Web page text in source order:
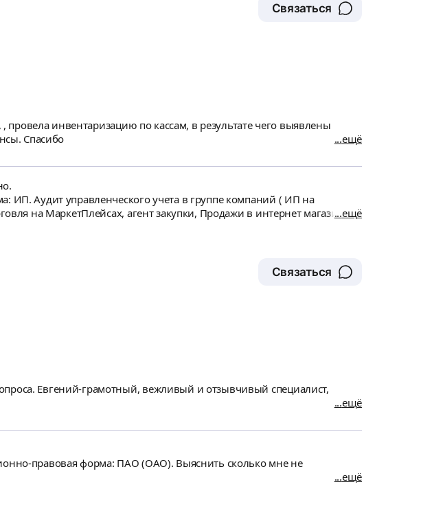
Связаться
провела инвентаризацию по кассам, в результате чего выявлены
Спасибо
ещё
ИП. Аудит управленческого учета в группе компаний ( ИП на
на МаркетПлейсах, агент закупки, Продажи в интернет магазине,ещё
Связаться
Евгений-грамотный, вежливый и отзывчивый специалист,
ещё
правовая форма: ПАО (ОАО). Выяснить сколько мне не
ещё